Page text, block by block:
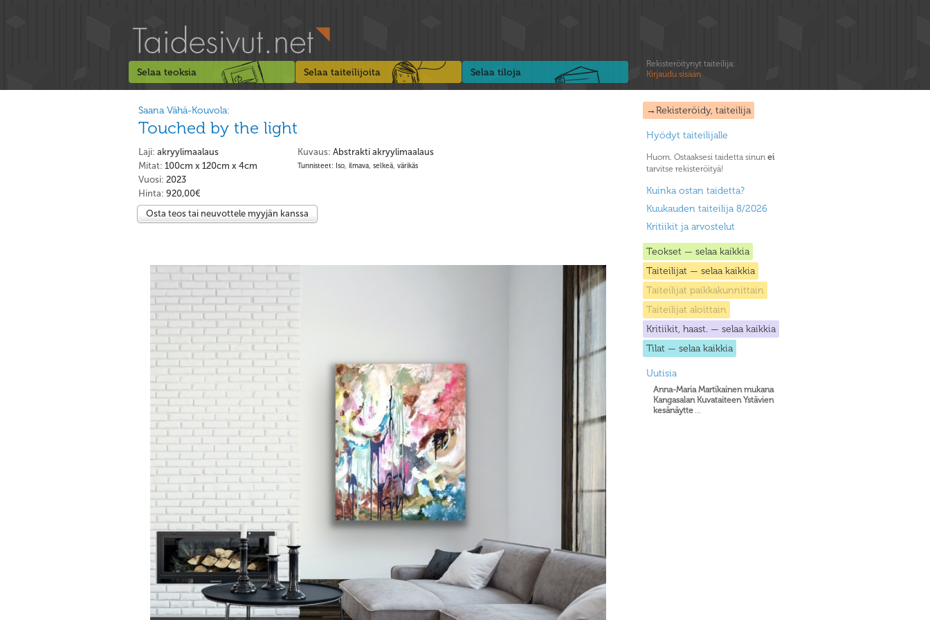
Selaa teoksia Selaa taiteilijoita Selaa tiloja
Rekisteröitynyt taiteilija:
Kirjaudu sisään
→Rekisteröidy, taiteilija
Hyödyt taiteilijalle
Huom. Ostaaksesi taidetta sinun ei
tarvitse rekisteröityä!
Kuinka ostan taidetta?
Kuukauden taiteilija 8/2026
Kritiikit ja arvostelut
Teokset — selaa kaikkia
Taiteilijat — selaa kaikkia
Taiteilijat paikkakunnittain
Taiteilijat aloittain
Kritiikit, haast. — selaa kaikkia
Tilat — selaa kaikkia
Uutisia
Anna-Maria Martikainen mukana
Kangasalan Kuvataiteen Ystävien
kesänäytte...
Saana Vähä-Kouvola:
Touched by the light
Kuvaus: Abstrakti akryylimaalaus
Tunnisteet: Iso, ilmava, selkeä, värikäs
Laji: akryylimaalaus
Mitat: 100cm x 120cm x 4cm
Vuosi: 2023
Hinta: 920,00€
Osta teos tai neuvottele myyjän kanssa